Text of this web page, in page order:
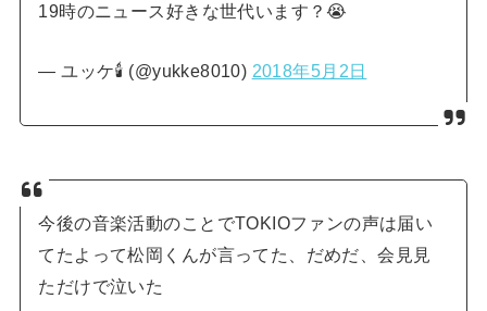
19時のニュース好きな世代います？😭
— ユッケ🕯 (@yukke8010) 2018年5月2日
今後の音楽活動のことでTOKIOファンの声は届い
てたよって松岡くんが言ってた、だめだ、会見見
ただけで泣いた